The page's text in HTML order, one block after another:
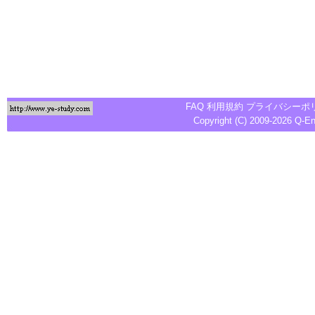
FAQ 利用規約 プライバシーポ
Copyright (C) 2009-2026 Q-